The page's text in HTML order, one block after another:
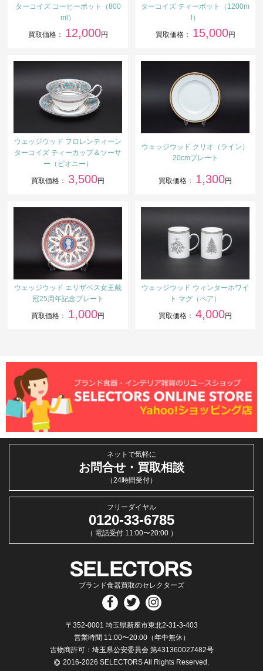
ターコイズ コーヒーポット（800
ml）
買取価格： 12,000円
ターコイズ ティーポット（1200m
l）
買取価格： 15,000円
ウェッジウッド フロレンティーン
ターコイズ ティーカップ＆ソーサ
ー（ピオニー）
買取価格： 3,500円
ウェッジウッド クリオ（ライン）
20cmプレート
買取価格： 1,300円
ウェッジウッド エリザベス女王戴
冠25周年記念プレート
買取価格： 1,000円
ウェッジウッド ウィンターホワイ
ト マグ（ペア）
買取価格： 4,000円
ネットで気軽に
お問合せ・買取相談
（24時間受付）
フリーダイヤル
0120-33-6785
（ 電話受付 11:00〜20:00 ）
ブランド食器買取のセレクターズ
〒352-0001 埼玉県新座市東北2-31-3-403
営業時間 11:00〜20:00（年中無休）
古物商許可：埼玉県公安委員会 第431360027482号
2016-2026 SELECTORS All Rights Reserved.